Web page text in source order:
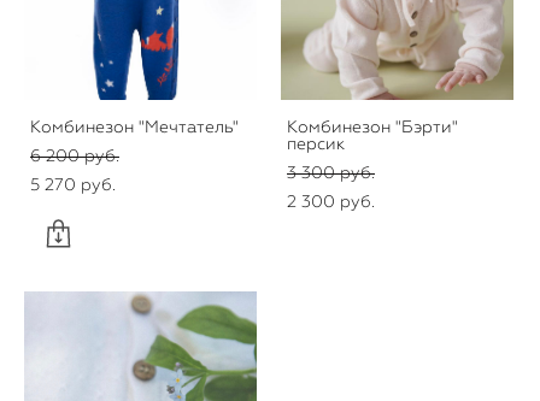
Комбинезон "Мечтатель"
6 200 pуб.
5 270 pуб.
Комбинезон "Бэрти"
персик
3 300 pуб.
2 300 pуб.